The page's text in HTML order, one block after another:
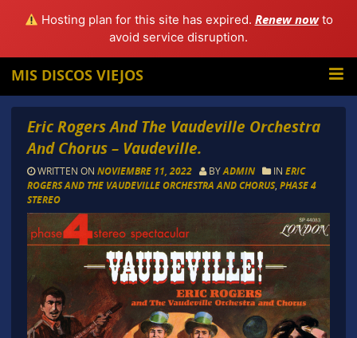
Hosting plan for this site has expired. Renew nowto
avoid service disruption.
MIS DISCOS VIEJOS
Eric Rogers And The Vaudeville Orchestra
And Chorus – Vaudeville.
WRITTEN ON NOVIEMBRE 11, 2022 BYADMIN IN ERIC
ROGERS AND THE VAUDEVILLE ORCHESTRA AND CHORUS, PHASE 4
STEREO